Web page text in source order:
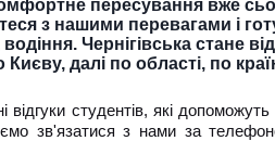
пересування вже
з нашими перевагами і
Чернігівська стане
далі по області, по
студентів, які
зв'язатися з нами за